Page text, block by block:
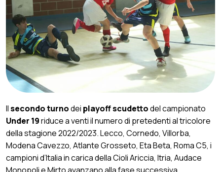
Ilsecondo turnodei playoff scudettodel campionato
Under 19riduce a venti il numero di pretedenti al tricolore
della stagione 2022/2023. Lecco, Cornedo, Villorba,
Modena Cavezzo, Atlante Grosseto, Eta Beta, Roma C5, i
campioni d’Italia in carica della Cioli Ariccia, Itria, Audace